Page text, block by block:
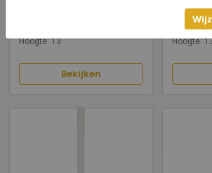
Hoogte: 13
Bekijken
Breedte:
Hoogte: